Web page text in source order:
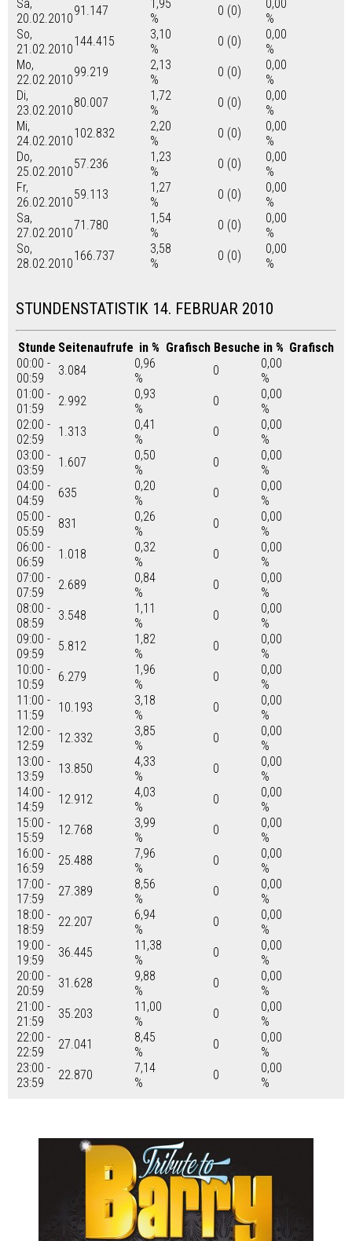
Sa,
20.02.2010
91.147
1,95
%
0 (0)
0,00
%
So,
21.02.2010
144.415
3,10
%
0 (0)
0,00
%
Mo,
22.02.2010
99.219
2,13
%
0 (0)
0,00
%
Di,
23.02.2010
80.007
1,72
%
0 (0)
0,00
%
Mi,
24.02.2010
102.832
2,20
%
0 (0)
0,00
%
Do,
25.02.2010
57.236
1,23
%
0 (0)
0,00
%
Fr,
26.02.2010
59.113
1,27
%
0 (0)
0,00
%
Sa,
27.02.2010
71.780
1,54
%
0 (0)
0,00
%
So,
28.02.2010
166.737
3,58
%
0 (0)
0,00
%
STUNDENSTATISTIK 14. FEBRUAR 2010
Stunde Seitenaufrufe in % Grafisch Besuche in % Grafisch
00:00 -
00:59
3.084
0,96
%
0
0,00
%
01:00 -
01:59
2.992
0,93
%
0
0,00
%
02:00 -
02:59
1.313
0,41
%
0
0,00
%
03:00 -
03:59
1.607
0,50
%
0
0,00
%
04:00 -
04:59
635
0,20
%
0
0,00
%
05:00 -
05:59
831
0,26
%
0
0,00
%
06:00 -
06:59
1.018
0,32
%
0
0,00
%
07:00 -
07:59
2.689
0,84
%
0
0,00
%
08:00 -
08:59
3.548
1,11
%
0
0,00
%
09:00 -
09:59
5.812
1,82
%
0
0,00
%
10:00 -
10:59
6.279
1,96
%
0
0,00
%
11:00 -
11:59
10.193
3,18
%
0
0,00
%
12:00 -
12:59
12.332
3,85
%
0
0,00
%
13:00 -
13:59
13.850
4,33
%
0
0,00
%
14:00 -
14:59
12.912
4,03
%
0
0,00
%
15:00 -
15:59
12.768
3,99
%
0
0,00
%
16:00 -
16:59
25.488
7,96
%
0
0,00
%
17:00 -
17:59
27.389
8,56
%
0
0,00
%
18:00 -
18:59
22.207
6,94
%
0
0,00
%
19:00 -
19:59
36.445
11,38
%
0
0,00
%
20:00 -
20:59
31.628
9,88
%
0
0,00
%
21:00 -
21:59
35.203
11,00
%
0
0,00
%
22:00 -
22:59
27.041
8,45
%
0
0,00
%
23:00 -
23:59
22.870
7,14
%
0
0,00
%